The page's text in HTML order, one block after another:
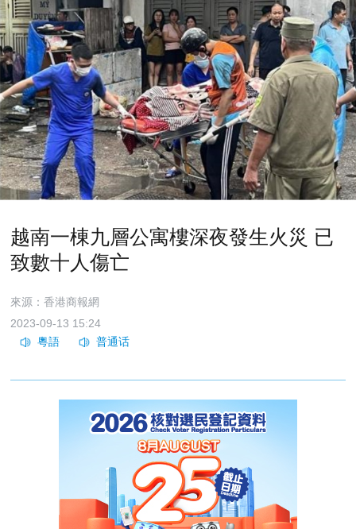
越南一棟九層公寓樓深夜發生火災 已
致數十人傷亡
來源：香港商報網
2023-09-13 15:24